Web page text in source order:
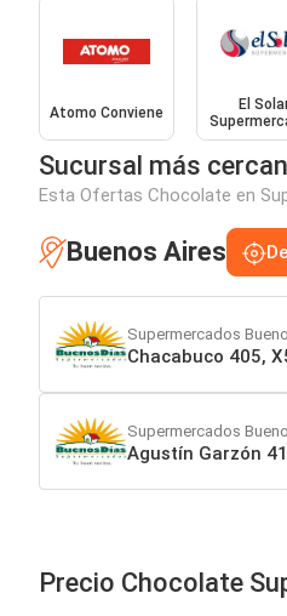
Atomo Conviene
El
Sucursal más
Esta Ofertas Chocolate en
Buenos Aires
Supermercados
Chacabuco 405,
Supermercados
Agustín Garzón
Precio Chocolate